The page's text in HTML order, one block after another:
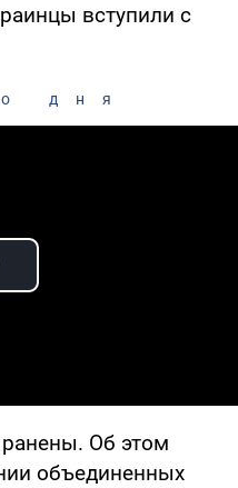
вступили с
дня
Video
Об этом
объединенных